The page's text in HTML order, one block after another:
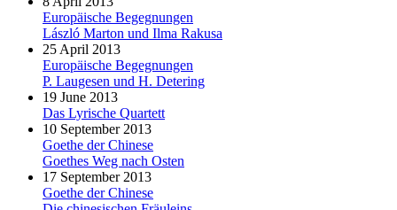
Europäische Begegnungen
László Marton und Ilma Rakusa
25 April 2013
Europäische Begegnungen
P. Laugesen und H. Detering
19 June 2013
Das Lyrische Quartett
10 September 2013
Goethe der Chinese
Goethes Weg nach Osten
17 September 2013
Goethe der Chinese